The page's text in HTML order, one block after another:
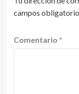
campos
Comentario *